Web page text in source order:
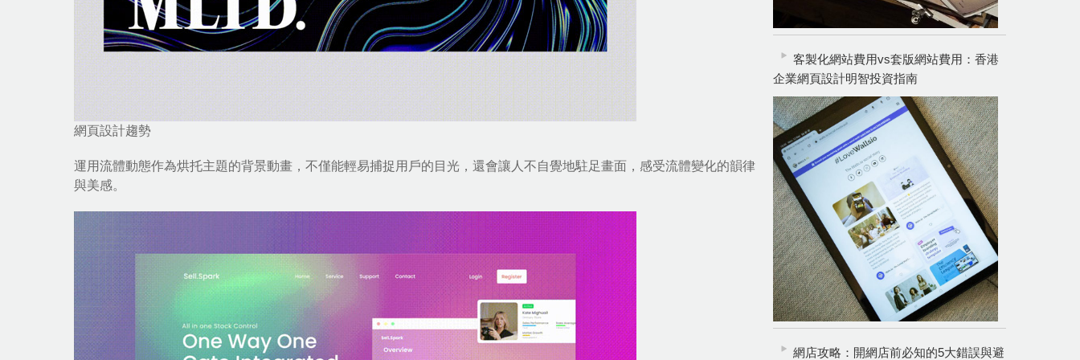
客製化網站費用vs套版網站費用：香港
企業網頁設計明智投資指南
網店攻略：開網店前必知的5大錯誤與避
網頁設計趨勢
運用流體動態作為烘托主題的背景動畫，不僅能輕易捕捉用戶的目光，還會讓人不自覺地駐足畫面，感受流體變化的韻律
與美感。